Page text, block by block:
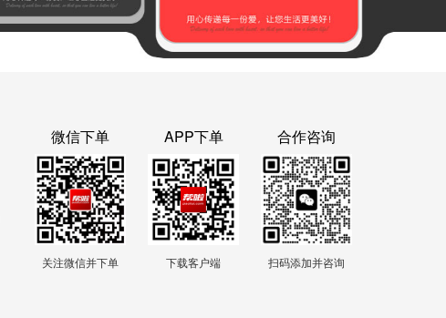
微信下单
关注微信并下单
APP下单
下载客户端
合作咨询
扫码添加并咨询